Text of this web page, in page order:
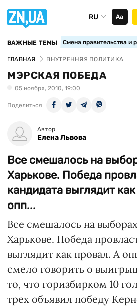
RU Аа
ВАЖНЫЕ ТЕМЫ Смена правительства и
ГЛАВНАЯ ВНУТРЕННЯЯ ПОЛИТИКА
МЭРСКАЯ ПОБЕДА
05 ноября, 2010, 19:00
Поделиться
Автор
Елена Львова
Все смешалось на
Харькове. Победа
кандидата выглядит
опп...
Все смешалось на
Харькове. Победа
выглядит как провал. А
смело говорить о
то, что горизбирком 10
трех объявил победу